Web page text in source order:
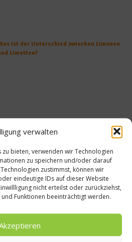
verwalten
bieten, verwenden wir Technologien
zu speichern und/oder darauf
zustimmst, können wir
eindeutige IDs auf dieser Website
nicht erteilst oder zurückziehst,
Funktionen beeinträchtigt werden.
ist der Unterschied zwischen Limonen
Limetten?
Klassiker-
18.